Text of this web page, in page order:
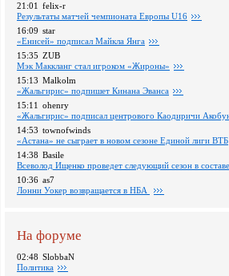
21:01 felix-r
Pезультаты матчей чемпионата Европы U16
16:09 star
«Енисей» подписал Майкла Янга
15:35 ZUB
Мэк Маккланг стал игроком «Жироны»
15:13 Malkolm
«Жальгирис» подпишет Кинана Эванса
15:11 ohenry
«Жальгирис» подписал центрового Каодиричи
14:53 townofwinds
«Астана» не сыграет в новом сезоне Единой лиги ВТБ
14:38 Basile
Всеволод Ищенко проведет следующий сезон в
10:36 as7
Лонни Уокер возвращается в НБА
На форуме
02:48 SlobbaN
Политика